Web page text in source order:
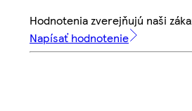
Hodnotenia zverejňujú naši
Napísať hodnotenie